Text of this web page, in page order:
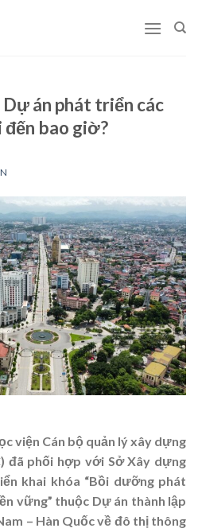
án phát triển các
đến bao giờ?
viện Cán bộ quản lý xây dựng
đã phối hợp với Sở Xây dựng
khai khóa “Bồi dưỡng phát
vững” thuộc Dự án thành lập
– Hàn Quốc về đô thị thông